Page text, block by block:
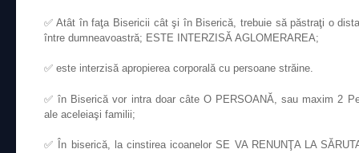
✅ Atât în faţa Bisericii cât şi în Biserică, trebuie să păstraţi o
între dumneavoastră; ESTE INTERZISĂ AGLOMERAREA;
✅ este interzisă apropierea corporală cu persoane străine.
✅ în Biserică vor intra doar câte O PERSOANĂ, sau maxim 2
ale aceleiaşi familii;
✅ În biserică, la cinstirea icoanelor SE VA RENUNŢA LA